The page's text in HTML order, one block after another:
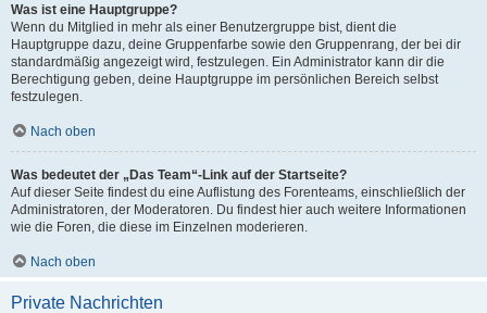
Was ist eine Hauptgruppe?
Wenn du Mitglied in mehr als einer Benutzergruppe bist, dient die
Hauptgruppe dazu, deine Gruppenfarbe sowie den Gruppenrang, der bei dir
standardmäßig angezeigt wird, festzulegen. Ein Administrator kann dir die
Berechtigung geben, deine Hauptgruppe im persönlichen Bereich selbst
festzulegen.
Nach oben
Was bedeutet der „Das Team“-Link auf der Startseite?
Auf dieser Seite findest du eine Auflistung des Forenteams, einschließlich der
Administratoren, der Moderatoren. Du findest hier auch weitere Informationen
wie die Foren, die diese im Einzelnen moderieren.
Nach oben
Private Nachrichten